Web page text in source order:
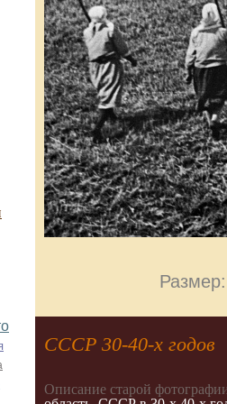
СССР 30-40-х годов
Описание старой